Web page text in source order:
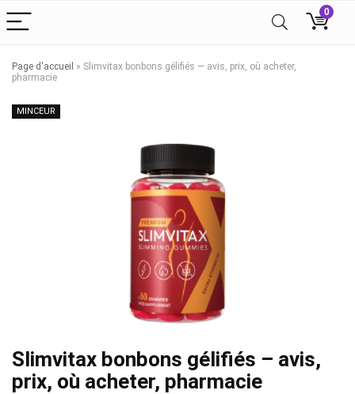
0
Page d'accueil » Slimvitax bonbons gélifiés — avis, prix, où acheter,
pharmacie
MINCEUR
Slimvitax bonbons gélifiés – avis,
prix, où acheter, pharmacie